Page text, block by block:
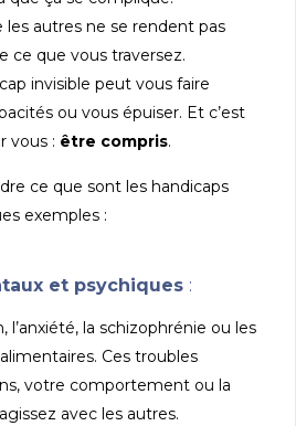
les autres ne se rendent pas
que vous traversez.
invisible peut vous faire
ou vous épuiser. Et c’est
vous : être compris.
ce que sont les handicaps
exemples :
et psychiques :
l’anxiété, la schizophrénie ou les
Ces troubles
votre comportement ou la
avec les autres.